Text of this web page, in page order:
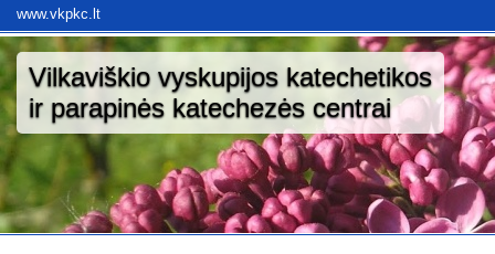
www.vkpkc.lt
Vilkaviškio vyskupijos katechetikos
ir parapinės katechezės centrai